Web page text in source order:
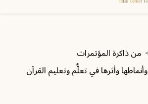
من ذاكرة المؤتمرات
وأثرها في تعلُّم وتعليم القرآن